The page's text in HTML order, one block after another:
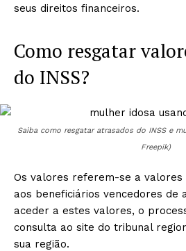
seus direitos financeiros.
Como resgatar
do INSS?
Saiba como resgatar atrasados ​​do INSS e
Freepik)
Os valores referem-se a valores
aos beneficiários vencedores de
aceder a estes valores, o
consulta ao site do tribunal
sua região.